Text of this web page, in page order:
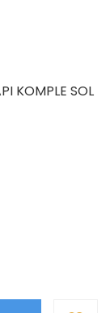
KOMPLE SOL